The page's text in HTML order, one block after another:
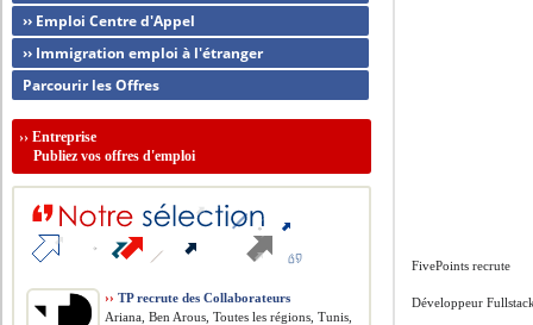
FivePoints recrute
Développeur
›› Emploi Centre d'Appel
›› Immigration emploi à l'étranger
Parcourir les Offres
››Entreprise
Publiez vos offres d'emploi
›› TP recrute des Collaborateurs
Ariana, Ben Arous, Toutes les régions, Tunis,